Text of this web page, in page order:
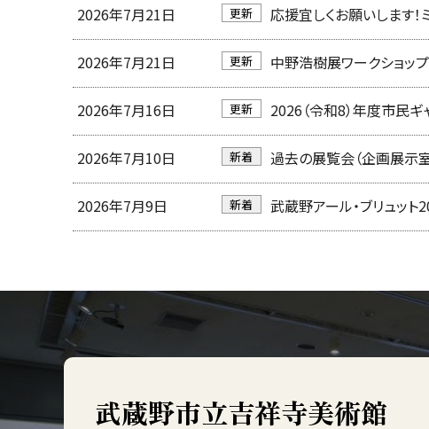
2026年7月21日 更新 応援宜しくお願いします！
2026年7月21日 更新 中野浩樹展ワークショップ
2026年7月16日 更新 2026（令和8）年度市民
2026年7月10日 新着 過去の展覧会（企画展示
2026年7月9日 新着 武蔵野アール・ブリュ
武蔵野市立吉祥寺美術館